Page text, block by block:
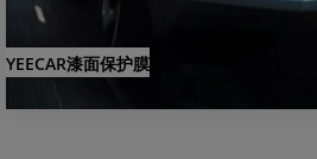
YEECAR漆面保护膜